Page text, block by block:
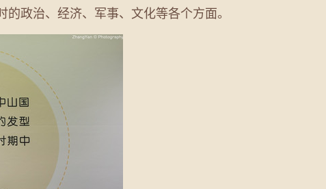
政治、经济、军事、文化等各个方面。